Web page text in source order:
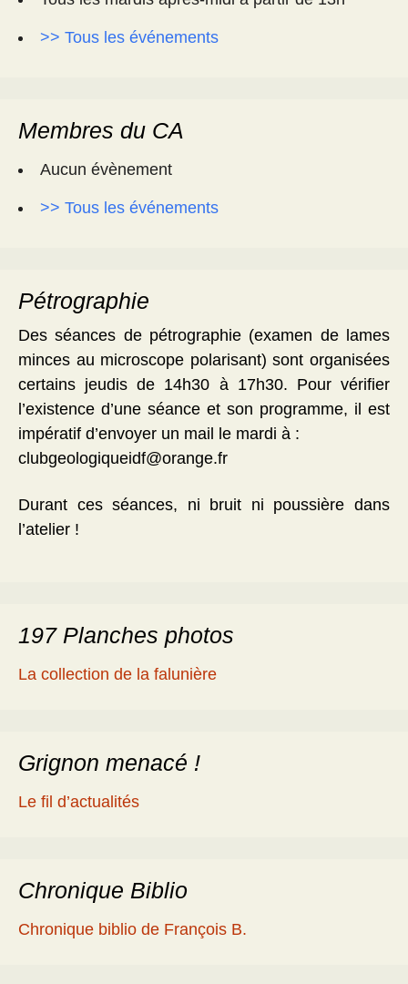
>> Tous les événements
Membres du CA
Aucun évènement
>> Tous les événements
Pétrographie
Des séances de pétrographie (examen de lames
minces au microscope polarisant) sont organisées
certains jeudis de 14h30 à 17h30. Pour vérifier
l’existence d’une séance et son programme, il est
impératif d’envoyer un mail le mardi à :
clubgeologiqueidf@orange.fr
Durant ces séances, ni bruit ni poussière dans
l’atelier !
197 Planches photos
La collection de la falunière
Grignon menacé !
Le fil d’actualités
Chronique Biblio
Chronique biblio de François B.